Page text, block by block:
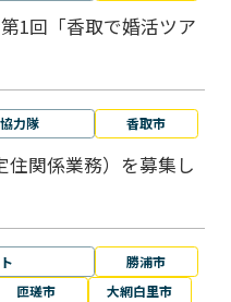
1回「香取で婚活ツア
力隊 香取市
関係業務）を募集し
勝浦市
匝瑳市
大網白里市